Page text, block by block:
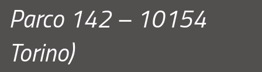
Parco 142 – 10154
Torino)